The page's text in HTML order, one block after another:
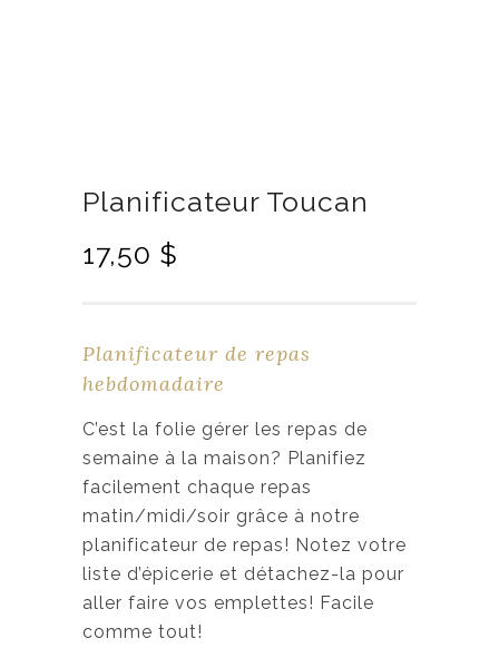
Planificateur Toucan
L
r
i
x
i
n
i
t
i
a
l
é
17,50 $
r
i
x
a
c
t
u
e
l
e
s
Planificateur de repas
hebdomadaire
C’est la folie gérer les repas de
semaine à la maison? Planifiez
facilement chaque repas
matin/midi/soir grâce à notre
planificateur de repas! Notez votre
liste d’épicerie et détachez-la pour
aller faire vos emplettes! Facile
comme tout!